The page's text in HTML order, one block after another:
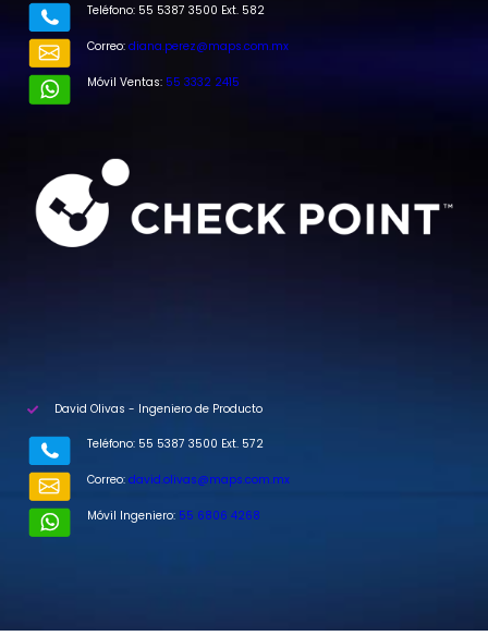
Teléfono: 55 5387 3500 Ext. 582
Correo: diana.perez@maps.com.mx
Móvil Ventas: 55 3332 2415
David Olivas - Ingeniero de Producto
Teléfono: 55 5387 3500 Ext. 572
Correo: david.olivas@maps.com.mx
Móvil Ingeniero: 55 6806 4268